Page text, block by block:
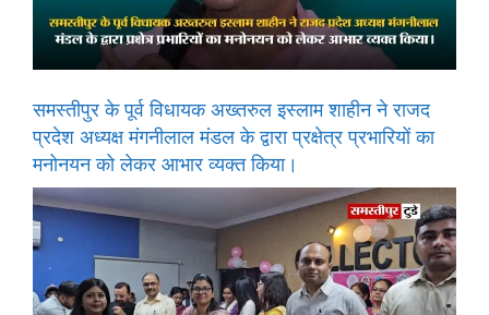
समस्तीपुर के पूर्व विधायक अख्तरुल इस्लाम शाहीन ने राजद
प्रदेश अध्यक्ष मंगनीलाल मंडल के द्वारा प्रक्षेत्र प्रभारियों का
मनोनयन को लेकर आभार व्यक्त किया।